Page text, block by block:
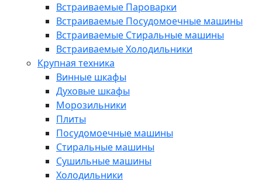
Встраиваемые Пароварки
Встраиваемые Посудомоечные машины
Встраиваемые Стиральные машины
Встраиваемые Холодильники
Крупная техника
Винные шкафы
Духовые шкафы
Морозильники
Плиты
Посудомоечные машины
Стиральные машины
Сушильные машины
Холодильники